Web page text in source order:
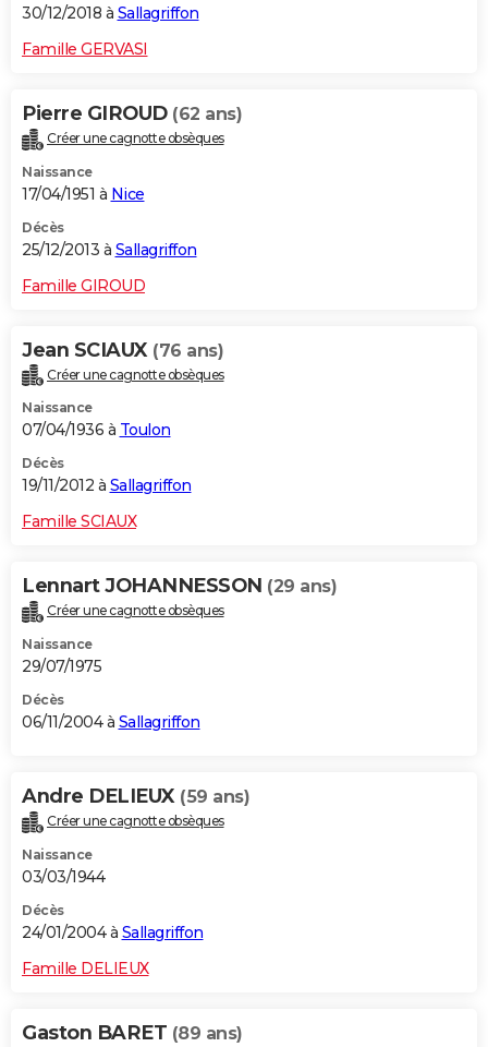
30/12/2018 à Sallagriffon
Famille GERVASI
Pierre GIROUD (62 ans)
Créer une cagnotte obsèques
Naissance
17/04/1951 à Nice
Décès
25/12/2013 à Sallagriffon
Famille GIROUD
Jean SCIAUX (76 ans)
Créer une cagnotte obsèques
Naissance
07/04/1936 à Toulon
Décès
19/11/2012 à Sallagriffon
Famille SCIAUX
Lennart JOHANNESSON (29 ans)
Créer une cagnotte obsèques
Naissance
29/07/1975
Décès
06/11/2004 à Sallagriffon
Andre DELIEUX (59 ans)
Créer une cagnotte obsèques
Naissance
03/03/1944
Décès
24/01/2004 à Sallagriffon
Famille DELIEUX
Gaston BARET (89 ans)